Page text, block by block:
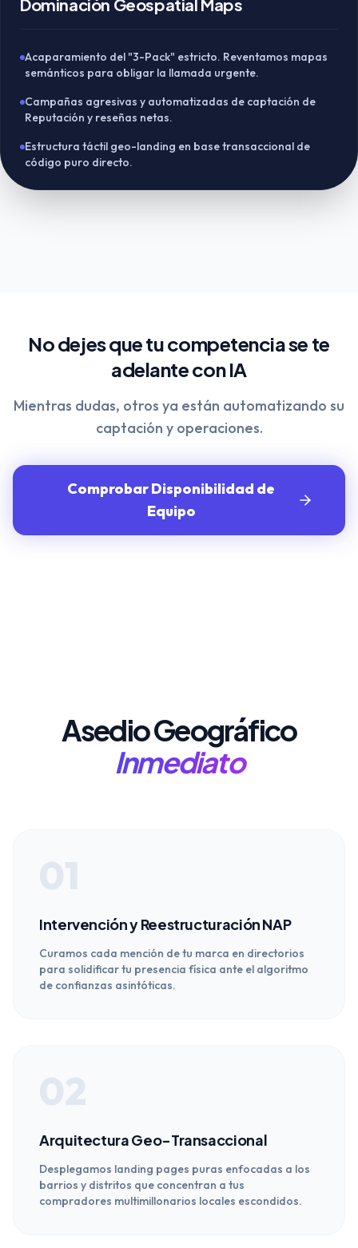
Dominación Geospatial Maps
Acaparamiento del "3-Pack" estricto. Reventamos mapas
semánticos para obligar la llamada urgente.
Campañas agresivas y automatizadas de captación de
Reputación y reseñas netas.
Estructura táctil geo-landing en base transaccional de
código puro directo.
No dejes que tu competencia se te
adelante con IA
Mientras dudas, otros ya están automatizando su
captación y operaciones.
Comprobar Disponibilidad de
Equipo
Asedio Geográfico
Inmediato
Intervención y Reestructuración NAP
Curamos cada mención de tu marca en directorios
para solidificar tu presencia física ante el algoritmo
de confianzas asintóticas.
Arquitectura Geo-Transaccional
Desplegamos landing pages puras enfocadas a los
barrios y distritos que concentran a tus
compradores multimillonarios locales escondidos.